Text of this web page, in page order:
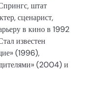
штат
сценарист,
в кино в 1992
известен
(1996),
(2004) и